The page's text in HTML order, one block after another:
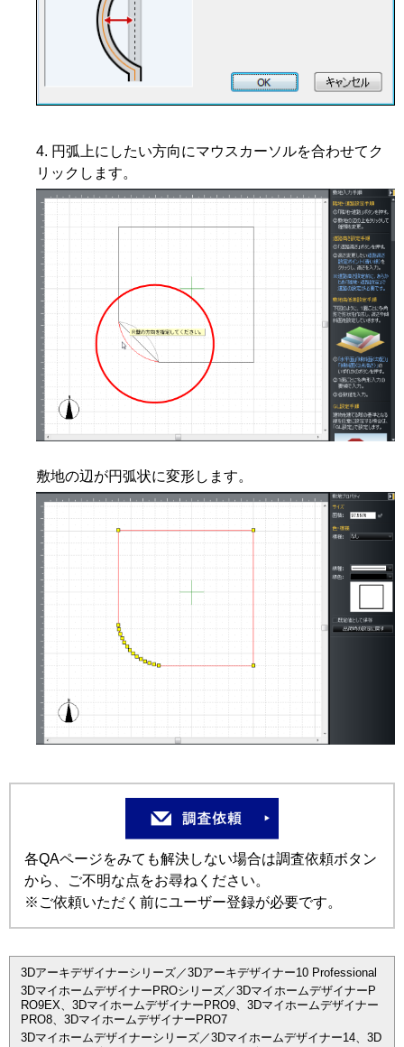
円弧上にしたい方向にマウスカーソルを合わせてク
リックします。
敷地の辺が円弧状に変形します。
各QAページをみても解決しない場合は調査依頼ボタン
から、ご不明な点をお尋ねください。
※ご依頼いただく前にユーザー登録が必要です。
3Dアーキデザイナーシリーズ／3Dアーキデザイナー10 Professional
3DマイホームデザイナーPROシリーズ／3DマイホームデザイナーP
RO9EX、3DマイホームデザイナーPRO9、3Dマイホームデザイナー
PRO8、3DマイホームデザイナーPRO7
3Dマイホームデザイナーシリーズ／3Dマイホームデザイナー14、3D